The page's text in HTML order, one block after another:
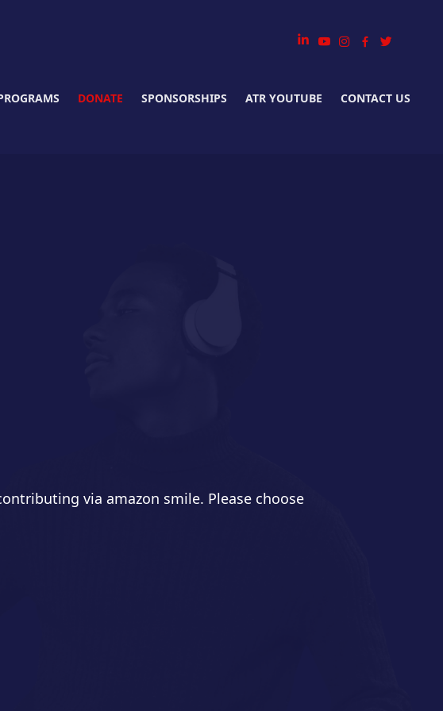
DONATE SPONSORSHIPS ATR YOUTUBE CONTACT US
via amazon smile. Please choose